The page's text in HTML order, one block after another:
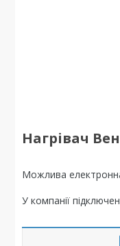
Нагрівач
У компанії